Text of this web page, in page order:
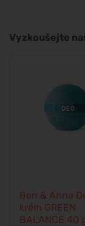
Vyzkoušejte
Ben & Anna Deo
krém GREEN
BALANCE 40